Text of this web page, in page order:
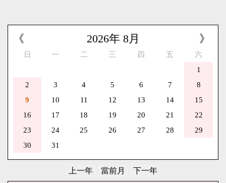
《 》
2026年 8月
日 一 二 三 四 五
六
1
2
3 4 5 6 7
8
9
10 11 12 13 14
15
16
17 18 19 20 21
22
23
24 25 26 27 28
29
30
31